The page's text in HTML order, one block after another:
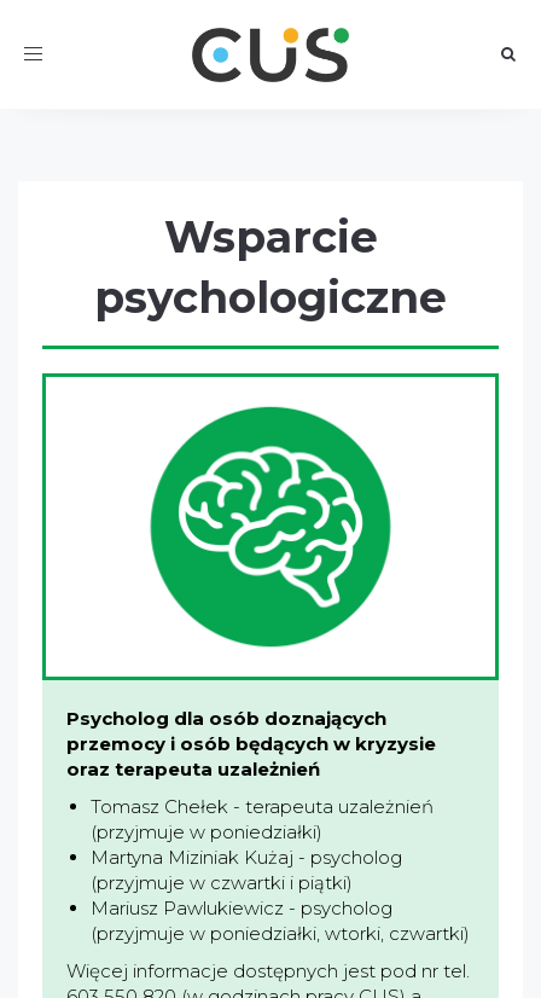
Toggle
Wsparcie
psychologiczne
Psycholog dla osób doznających
przemocy i osób będących w kryzysie
oraz terapeuta uzależnień
Tomasz Chełek - terapeuta uzależnień
(przyjmuje w poniedziałki)
Martyna Miziniak Kużaj - psycholog
(przyjmuje w czwartki i piątki)
Mariusz Pawlukiewicz - psycholog
(przyjmuje w poniedziałki, wtorki, czwartki)
Więcej informacje dostępnych jest pod nr tel.